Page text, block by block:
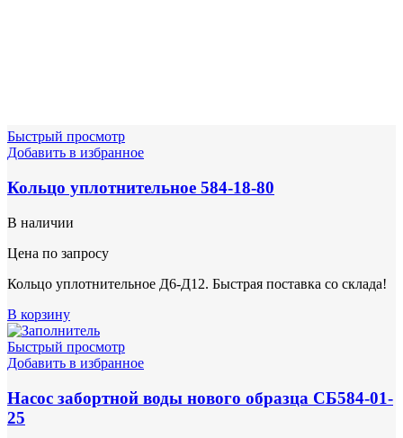
Быстрый просмотр
Добавить в избранное
Кольцо уплотнительное 584-18-80
В наличии
Цена по запросу
Кольцо уплотнительное Д6-Д12. Быстрая поставка со склада!
В корзину
Быстрый просмотр
Добавить в избранное
Насос забортной воды нового образца СБ584-01-
25